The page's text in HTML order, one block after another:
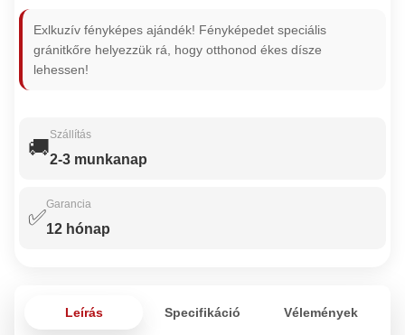
Exlkuzív fényképes ajándék! Fényképedet speciális
gránitkőre helyezzük rá, hogy otthonod ékes dísze
lehessen!
🚚
Szállítás
2-3 munkanap
✅
Garancia
12 hónap
Leírás Specifikáció Vélemények